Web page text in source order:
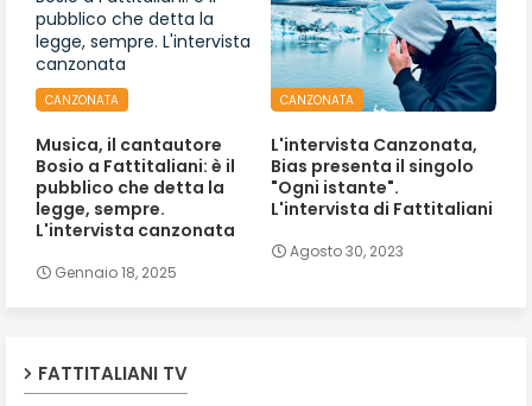
CANZONATA
Musica, il cantautore
Bosio a Fattitaliani: è il
pubblico che detta la
legge, sempre.
L'intervista canzonata
Gennaio 18, 2025
CANZONATA
L'intervista Canzonata,
Bias presenta il singolo
"Ogni istante".
L'intervista di Fattitaliani
Agosto 30, 2023
FATTITALIANI TV